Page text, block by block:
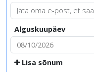
Alguskuupäev
Lisa sõnum